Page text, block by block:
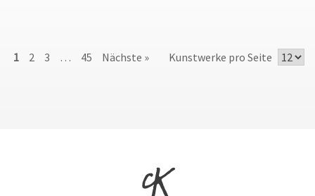
1 2 3 … 45 Nächste » Kunstwerke pro Seite